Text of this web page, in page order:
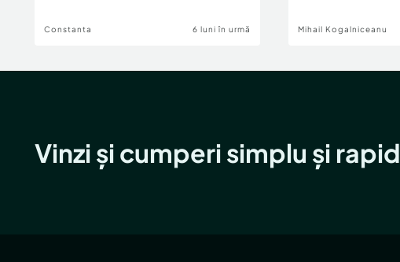
Constanta 6 luni în urmă Mihail Kogalniceanu
Vinzi și cumperi simplu și rapid